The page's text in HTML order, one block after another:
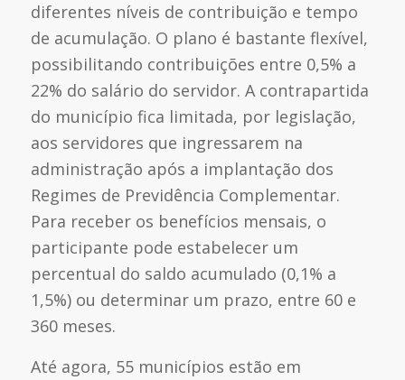
diferentes níveis de contribuição e tempo
de acumulação. O plano é bastante flexível,
possibilitando contribuições entre 0,5% a
22% do salário do servidor. A contrapartida
do município fica limitada, por legislação,
aos servidores que ingressarem na
administração após a implantação dos
Regimes de Previdência Complementar.
Para receber os benefícios mensais, o
participante pode estabelecer um
percentual do saldo acumulado (0,1% a
1,5%) ou determinar um prazo, entre 60 e
360 meses.
Até agora, 55 municípios estão em